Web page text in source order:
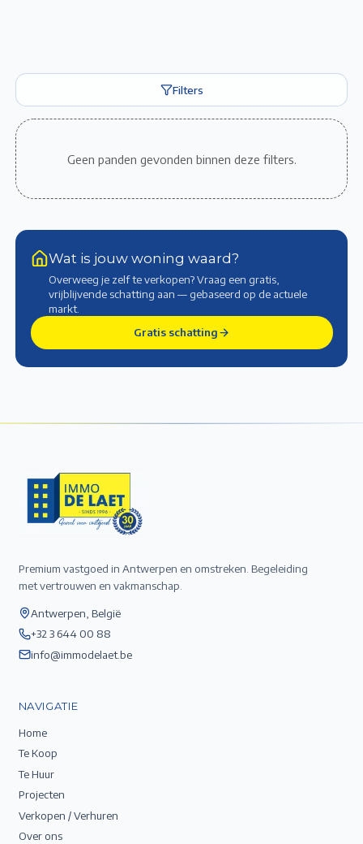
Filters
Geen panden gevonden binnen deze filters.
Wat is jouw woning waard?
Overweeg je zelf te verkopen? Vraag een gratis,
vrijblijvende schatting aan — gebaseerd op de actuele
markt.
Gratis schatting
Premium vastgoed in Antwerpen en omstreken. Begeleiding
met vertrouwen en vakmanschap.
Antwerpen, België
+32 3 644 00 88
info@immodelaet.be
NAVIGATIE
Home
Te Koop
Te Huur
Projecten
Verkopen / Verhuren
Over ons